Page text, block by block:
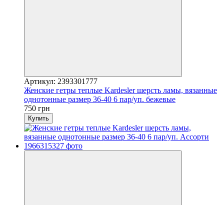
Артикул: 2393301777
Женские гетры теплые Kardesler шерсть ламы, вязанные
однотонные размер 36-40 6 пар/уп. бежевые
750 грн
Купить